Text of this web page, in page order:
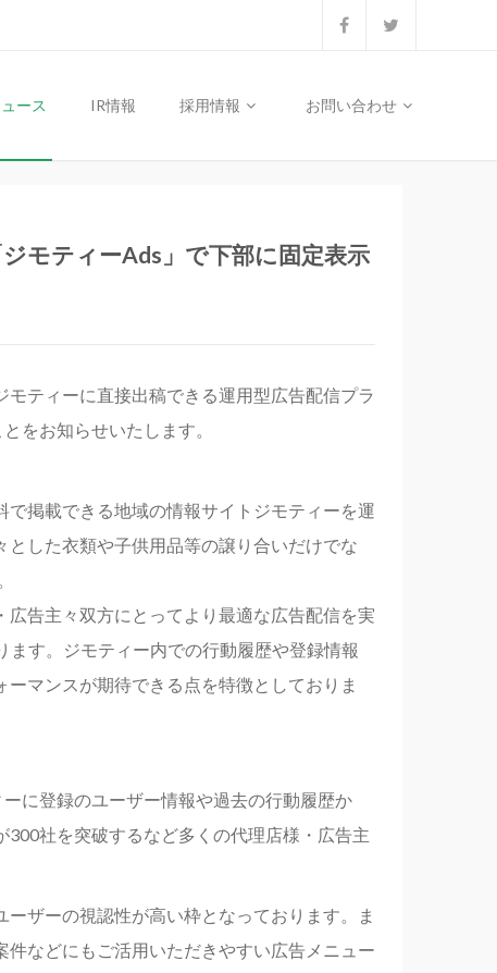
ース IR情報 採用情報 お問い合わせ
モティーAds」で下部に固定表示
ティーに直接出稿できる運用型広告配信プラ
をお知らせいたします。
掲載できる地域の情報サイトジモティーを運
した衣類や子供用品等の譲り合いだけでな
告主々双方にとってより最適な広告配信を実
す。ジモティー内での行動履歴や登録情報
マンスが期待できる点を特徴としておりま
に登録のユーザー情報や過去の行動履歴か
社を突破するなど多くの代理店様・広告主
ザーの視認性が高い枠となっております。ま
などにもご活用いただきやすい広告メニュー